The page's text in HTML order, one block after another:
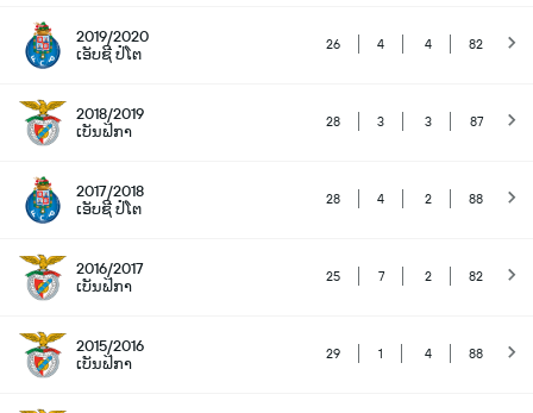
2019/2020
ເອັບຊີ ປໍໂຕ
26 4 4 82
2018/2019
ເບັນຟິກາ
28 3 3 87
2017/2018
ເອັບຊີ ປໍໂຕ
28 4 2 88
2016/2017
ເບັນຟິກາ
25 7 2 82
2015/2016
ເບັນຟິກາ
29 1 4 88